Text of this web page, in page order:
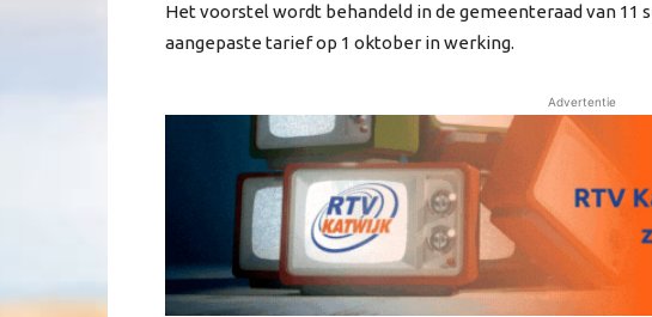
Het voorstel wordt behandeld in de gemeenteraad van
aangepaste tarief op 1 oktober in werking.
Advertentie